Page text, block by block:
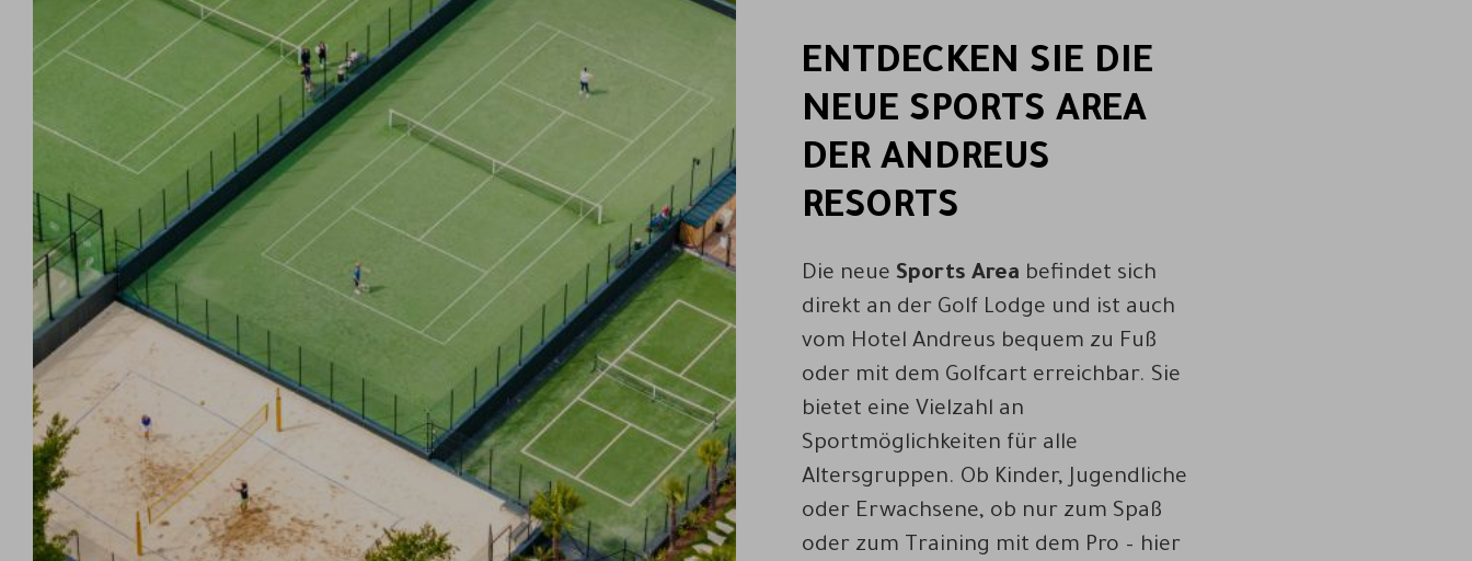
ENTDECKEN SIE DIE
NEUE SPORTS AREA
DER ANDREUS
RESORTS
Die neue Sports Area befindet sich
direkt an der Golf Lodge und ist auch
vom Hotel Andreus bequem zu Fuß
oder mit dem Golfcart erreichbar. Sie
bietet eine Vielzahl an
Sportmöglichkeiten für alle
Altersgruppen. Ob Kinder, Jugendliche
oder Erwachsene, ob nur zum Spaß
oder zum Training mit dem Pro – hier